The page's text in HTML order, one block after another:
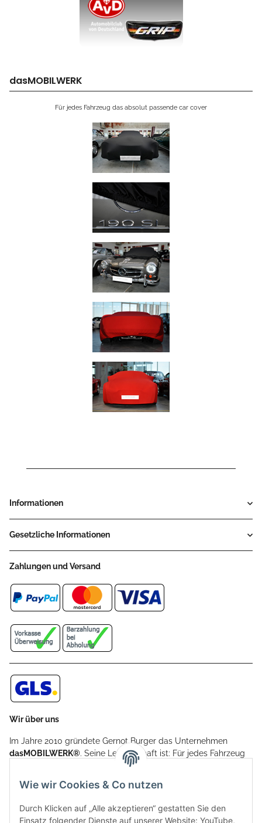
dasMOBILWERK
Für jedes Fahrzeug das absolut passende car cover
Informationen
Gesetzliche Informationen
Zahlungen und Versand
Wir über uns
Im Jahre 2010 gründete Gernot Burger das Unternehmen
dasMOBILWERK®. Seine Leidenschaft ist: Für jedes Fahrzeug
ein Car Cover anzubieten - passgenau und individuell.
Aufgrund der vielen positiven Kundenrückmeldungen kamen
weitere Produkte, wie Reifenschuhe, Hardtopständer hinzu.
Seine Reifenschoner werden in Deutschland produziert und
sind mit hochwertigen Techniken und Materialien gefertigt.
Wie wir Cookies & Co nutzen
Durch Klicken auf „Alle akzeptieren“ gestatten Sie den
Einsatz folgender Dienste auf unserer Website: YouTube,